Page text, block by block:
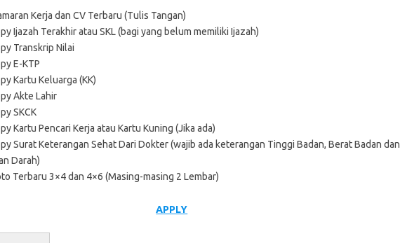
Kerja dan CV Terbaru (Tulis Tangan)
Ijazah Terakhir atau SKL (bagi yang belum memiliki Ijazah)
Transkrip Nilai
E-KTP
Kartu Keluarga (KK)
Akte Lahir
SKCK
Kartu Pencari Kerja atau Kartu Kuning (Jika ada)
Surat Keterangan Sehat Dari Dokter (wajib ada keterangan Tinggi Badan, Berat Badan dan
Darah)
Terbaru 3×4 dan 4×6 (Masing-masing 2 Lembar)
APPLY